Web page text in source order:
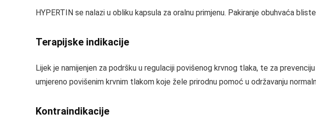
HYPERTIN se nalazi u obliku kapsula za oralnu primjenu. Pakiranje obuhvaća
Terapijske indikacije
Lijek je namijenjen za podršku u regulaciji povišenog krvnog tlaka, te za
umjereno povišenim krvnim tlakom koje žele prirodnu pomoć u održavanju
Kontraindikacije